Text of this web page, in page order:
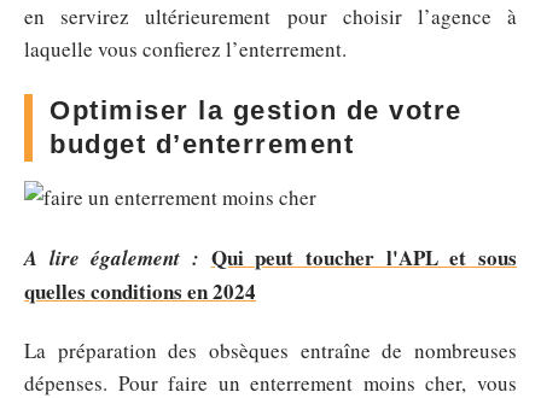
en servirez ultérieurement pour choisir l’agence à
laquelle vous confierez l’enterrement.
Optimiser la gestion de votre
budget d’enterrement
A lire également : Qui peut toucher l'APL et sous
quelles conditions en 2024
La préparation des obsèques entraîne de nombreuses
dépenses. Pour faire un enterrement moins cher, vous